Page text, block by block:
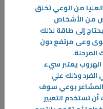
من الوعي تخلق
من الأشخاص
إلى طاقة لذلك
وعى مرتفع دون
.
يعتبر سيء
وذلك علي
بوعي سوف
تستخدم التعبير